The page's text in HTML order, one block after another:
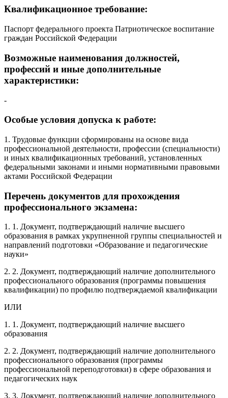
Квалификационное требование:
Паспорт федерального проекта Патриотическое воспитание
граждан Российской Федерации
Возможные наименования должностей,
профессий и иные дополнительные
характеристики:
-
Особые условия допуска к работе:
1. Трудовые функции сформированы на основе вида
профессиональной деятельности, профессии (специальности)
и иных квалификационных требований, установленных
федеральными законами и иными нормативными правовыми
актами Российской Федерации
Перечень документов для прохождения
профессионального экзамена:
1. 1. Документ, подтверждающий наличие высшего
образования в рамках укрупненной группы специальностей и
направлений подготовки «Образование и педагогические
науки»
2. 2. Документ, подтверждающий наличие дополнительного
профессионального образования (программы повышения
квалификации) по профилю подтверждаемой квалификации
ИЛИ
1. 1. Документ, подтверждающий наличие высшего
образования
2. 2. Документ, подтверждающий наличие дополнительного
профессионального образования (программы
профессиональной переподготовки) в сфере образования и
педагогических наук
3. 3. Документ, подтверждающий наличие дополнительного